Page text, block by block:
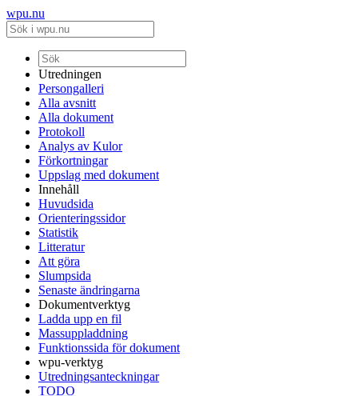
wpu.nu
Utredningen
Persongalleri
Alla avsnitt
Alla dokument
Protokoll
Analys av Kulor
Förkortningar
Uppslag med dokument
Innehåll
Huvudsida
Orienteringssidor
Statistik
Litteratur
Att göra
Slumpsida
Senaste ändringarna
Dokumentverktyg
Ladda upp en fil
Massuppladdning
Funktionssida för dokument
wpu-verktyg
Utredningsanteckningar
TODO